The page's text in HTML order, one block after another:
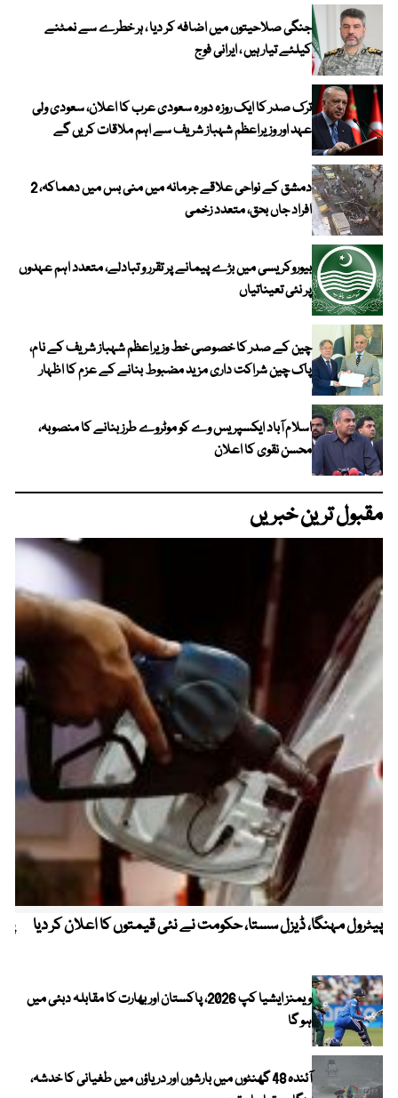
جنگی صلاحیتوں میں اضافہ کر دیا ، ہر خطرے سے نمٹنے
کیلئے تیار ہیں ، ایرانی فوج
ترک صدر کا ایک روزہ دورہ سعودی عرب کا اعلان، سعودی ولی
عہد اور وزیراعظم شہباز شریف سے اہم ملاقات کریں گے
دمشق کے نواحی علاقے جرمانہ میں منی بس میں دھماکہ، 2
افراد جاں بحق، متعدد زخمی
بیوروکریسی میں بڑے پیمانے پر تقرر و تبادلے، متعدد اہم عہدوں
پر نئی تعیناتیاں
چین کے صدر کا خصوصی خط وزیراعظم شہباز شریف کے نام،
پاک چین شراکت داری مزید مضبوط بنانے کے عزم کا اظہار
اسلام آباد ایکسپریس وے کو موٹروے طرز بنانے کا منصوبہ،
محسن نقوی کا اعلان
مقبول ترین خبریں
پیٹرول مہنگا، ڈیزل سستا، حکومت نے نئی قیمتوں کا اعلان کر دیا
ویمنز ایشیا کپ 2026، پاکستان اور بھارت کا مقابلہ دبئی میں
ہو گا
آئندہ 48 گھنٹوں میں بارشوں اور دریاؤں میں طغیانی کا خدشہ،